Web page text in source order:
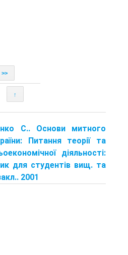
>>
↑
С.. Основи митного
Питання теорії та
діяльності:
для студентів вищ. та
2001